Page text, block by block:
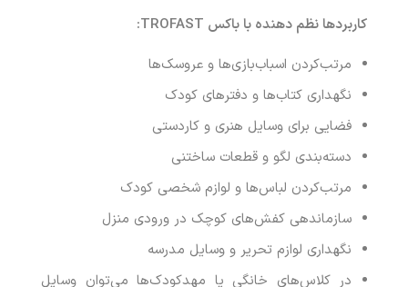
کاربردها نظم دهنده با باکس TROFAST:
مرتب‌کردن اسباب‌بازی‌ها و عروسک‌ها
نگهداری کتاب‌ها و دفترهای کودک
فضایی برای وسایل هنری و کاردستی
دسته‌بندی لگو و قطعات ساختنی
مرتب‌کردن لباس‌ها و لوازم شخصی کودک
سازماندهی کفش‌های کوچک در ورودی منزل
نگهداری لوازم تحریر و وسایل مدرسه
در کلاس‌های خانگی یا مهدکودک‌ها می‌توان وسایل